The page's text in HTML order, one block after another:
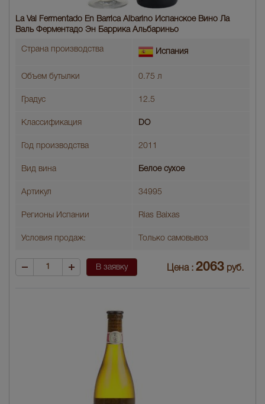
La Val Fermentado En Barrica Albarino Испанское Вино Ла
Валь Ферментадо Эн Баррика Альбариньо
Страна производства Испания
Объем бутылки 0.75 л
Градус 12.5
Классификация DO
Год производства 2011
Вид вина Белое сухое
Артикул 34995
Регионы Испании Rias Baixas
Условия продаж: Только самовывоз
В заявку Цена : 2063 руб.